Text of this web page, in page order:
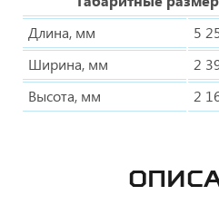
Длина, мм
5
Ширина, мм
2
Высота, мм
2